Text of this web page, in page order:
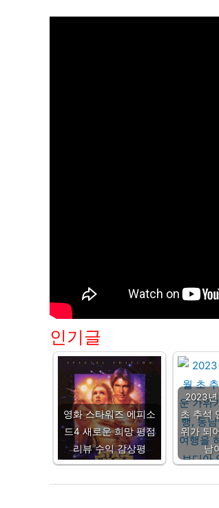
인기글
영화 스타워즈 에피소
드4 새로운 희망 평점
리뷰 수익 감상평
2023년
초 추석
위가 되
남